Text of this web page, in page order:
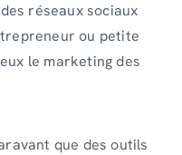
réseaux sociaux
ou petite
le marketing des
que des outils